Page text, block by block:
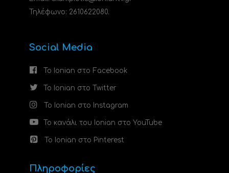
Τηλέφωνο: 2610622080.
Social Media
Το Ionian στο Facebook
Το Ionian στο Twitter
Το Ionian στο Instagram
Το κανάλι του Ionian στο YouTube
Το Ionian στο Pinterest
Πληροφορίες